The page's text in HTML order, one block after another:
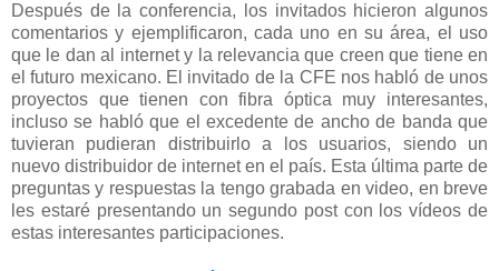
Después de la conferencia, los invitados hicieron algunos
comentarios y ejemplificaron, cada uno en su área, el uso
que le dan al internet y la relevancia que creen que tiene en
el futuro mexicano. El invitado de la CFE nos habló de unos
proyectos que tienen con fibra óptica muy interesantes,
incluso se habló que el excedente de ancho de banda que
tuvieran pudieran distribuirlo a los usuarios, siendo un
nuevo distribuidor de internet en el país. Esta última parte de
preguntas y respuestas la tengo grabada en video, en breve
les estaré presentando un segundo post con los vídeos de
estas interesantes participaciones.